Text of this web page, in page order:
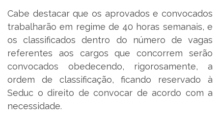
Cabe destacar que os aprovados e convocados
trabalharão em regime de 40 horas semanais, e
os classificados dentro do número de vagas
referentes aos cargos que concorrem serão
convocados obedecendo, rigorosamente, a
ordem de classificação, ficando reservado à
Seduc o direito de convocar de acordo com a
necessidade.